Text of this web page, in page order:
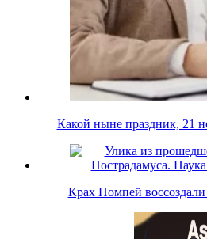
Какой ныне праздник, 21
Крах Помпей